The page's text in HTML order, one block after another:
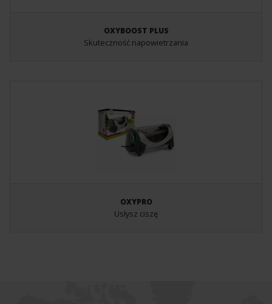
OXYBOOST PLUS
Skuteczność napowietrzania
OXYPRO
Usłysz ciszę